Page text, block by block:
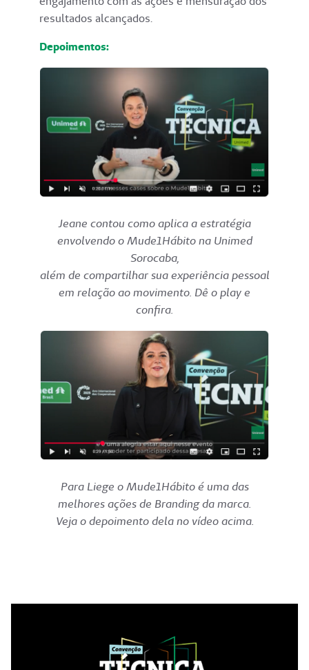
resultados alcançados.
Depoimentos:
Jeane contou como aplica a estratégia
envolvendo o Mude1Hábito na Unimed
Sorocaba,
além de compartilhar sua experiência pessoal
em relação ao movimento. Dê o play e
confira.
Para Liege o Mude1Hábito é uma das
melhores ações de Branding da marca.
Veja o depoimento dela no vídeo acima.